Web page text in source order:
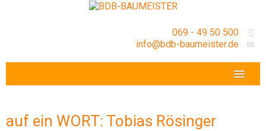
069 - 49 50 500
info@bdb-baumeister.de
auf ein WORT: Tobias Rösinger